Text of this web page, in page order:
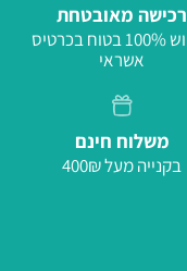
רכישה מאובטחת
שימוש 100% בטוח בכרטיס
אשראי
משלוח חינם
בקנייה מעל 400₪